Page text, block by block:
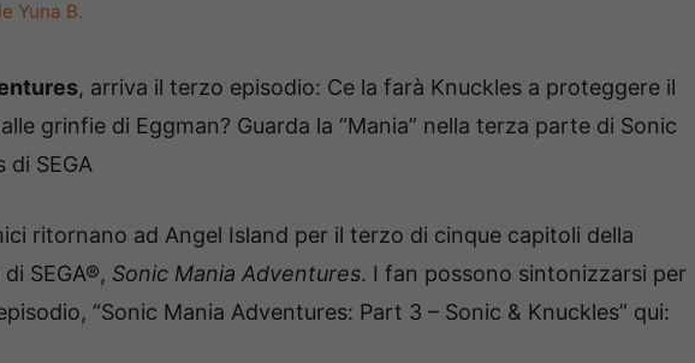
Yuna B.
, arriva il terzo episodio: Ce la farà Knuckles a proteggere il
grinfie di Eggman? Guarda la “Mania” nella terza parte di Sonic
di SEGA
ritornano ad Angel Island per il terzo di cinque capitoli della
SEGA®, Sonic Mania Adventures. I fan possono sintonizzarsi per
“Sonic Mania Adventures: Part 3 – Sonic & Knuckles” qui: